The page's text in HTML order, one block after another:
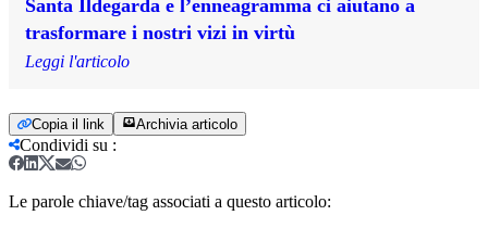
Santa Ildegarda e l’enneagramma ci aiutano a
trasformare i nostri vizi in virtù
Leggi l'articolo
Copia il link Archivia articolo
Condividi su :
Le parole chiave/tag associati a questo articolo: